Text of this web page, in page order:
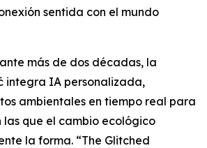
sentida con el mundo
más de dos décadas, la
integra IA personalizada,
ambientales en tiempo real para
las que el cambio ecológico
la forma. “The Glitched